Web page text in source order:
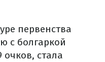
первенства
с болгаркой
стала